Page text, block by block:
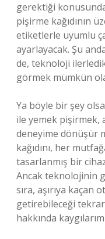
gerektiği
pişirme kağıdının
etiketlerle uyumlu
ayarlayacak. Şu
de, teknoloji
görmek mümkün
Ya böyle bir şey
ile yemek pişirmek,
deneyime dönüşür
kağıdını, her
tasarlanmış bir
Ancak teknolojinin
sıra, aşırıya kaçan
getirebileceği
hakkında